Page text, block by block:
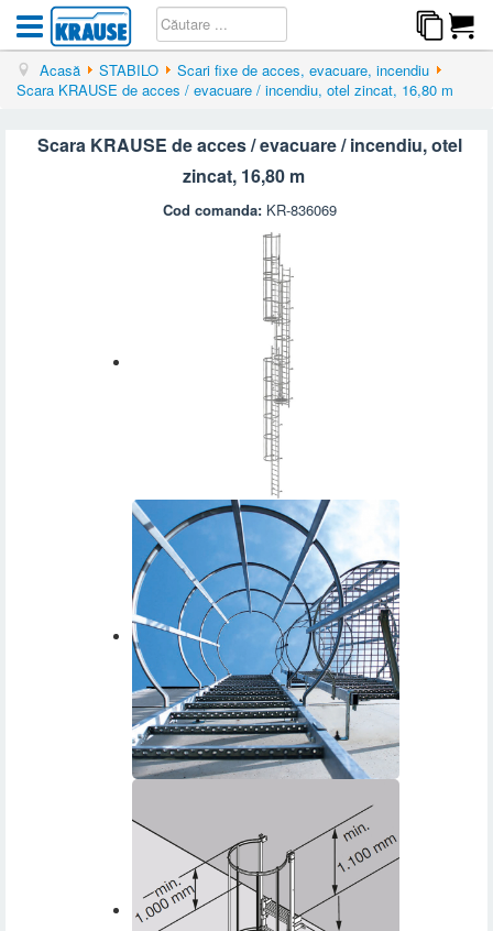
Acasă STABILO
Scari fixe de acces, evacuare, incendiu
Scara KRAUSE de acces / evacuare / incendiu, otel zincat, 16,80 m
Scara KRAUSE de acces / evacuare / incendiu, otel
zincat, 16,80 m
Cod comanda: KR-836069